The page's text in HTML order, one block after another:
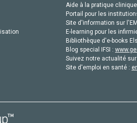
Aide à la pratique
Portail pour les
Site d'information sur
E-learning pour les
Bibliothèque d'e-books
Blog special IFSI :
Suivez notre actualité
Site d'emploi en santé :